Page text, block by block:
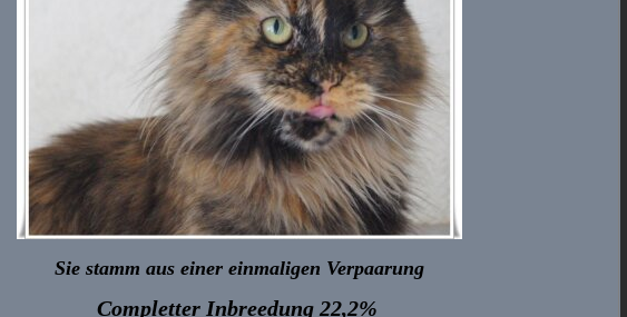
Sie stamm aus einer einmaligen Verpaarung
Completter Inbreedung 22,2%